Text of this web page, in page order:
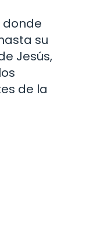
donde
su
Jesús,
de la